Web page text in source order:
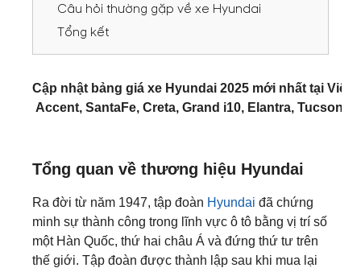
Câu hỏi thường gặp về xe Hyundai
Tổng kết
Cập nhật bảng giá xe Hyundai 2025 mới nhất tại Việt
Accent, SantaFe, Creta, Grand i10, Elantra, Tucson,
Tổng quan về thương hiệu Hyundai
Ra đời từ năm 1947, tập đoàn Hyundai đã chứng
minh sự thành công trong lĩnh vực ô tô bằng vị trí số
một Hàn Quốc, thứ hai châu Á và đứng thứ tư trên
thế giới. Tập đoàn được thành lập sau khi mua lại